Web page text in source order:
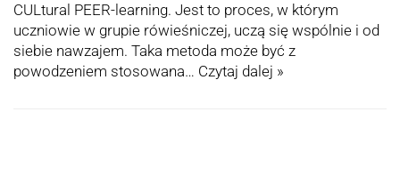
CULtural PEER-learning. Jest to proces, w którym
uczniowie w grupie rówieśniczej, uczą się wspólnie i od
siebie nawzajem. Taka metoda może być z
powodzeniem stosowana… Czytaj dalej »